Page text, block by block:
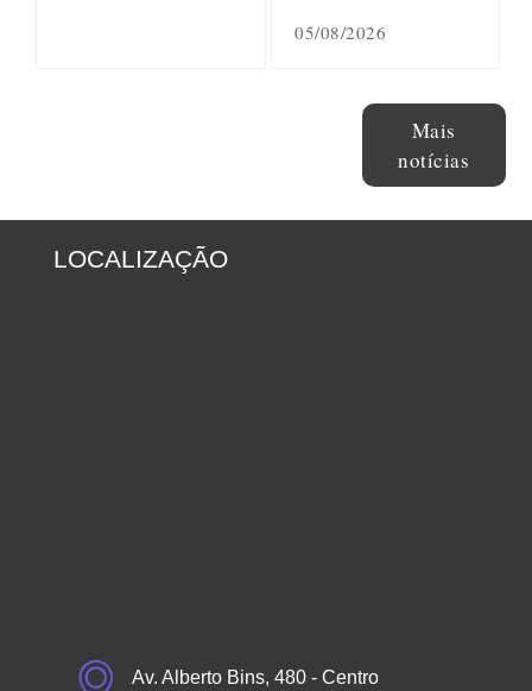
05/08/2026
Mais
notícias
LOCALIZAÇÃO
Av. Alberto Bins, 480 - Centro